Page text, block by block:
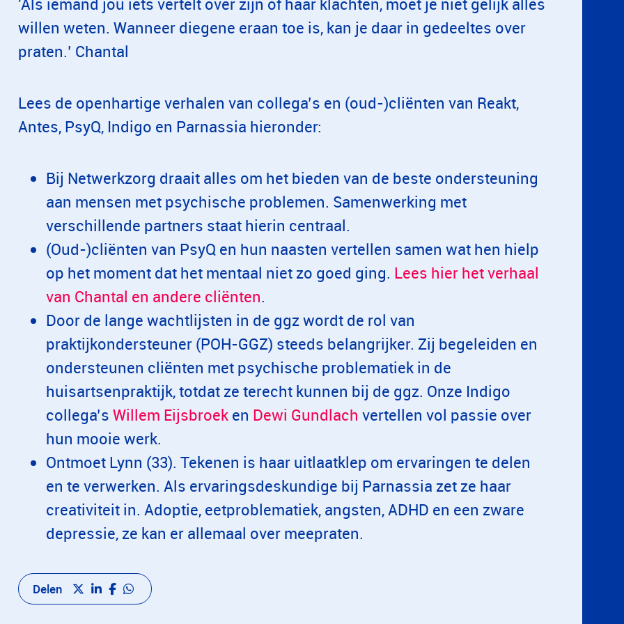
willen weten. Wanneer diegene eraan toe is, kan je daar in gedeeltes over
praten.’ Chantal
Lees de openhartige verhalen van collega’s en (oud-)cliënten van Reakt,
Antes, PsyQ, Indigo en Parnassia hieronder:
Bij Netwerkzorg draait alles om het bieden van de beste ondersteuning
aan mensen met psychische problemen. Samenwerking met
verschillende partners staat hierin centraal.
(Oud-)cliënten van PsyQ en hun naasten vertellen samen wat hen hielp
op het moment dat het mentaal niet zo goed ging. Lees hier het verhaal
van Chantal en andere cliënten.
Door de lange wachtlijsten in de ggz wordt de rol van
praktijkondersteuner (POH-GGZ) steeds belangrijker. Zij begeleiden en
ondersteunen cliënten met psychische problematiek in de
huisartsenpraktijk, totdat ze terecht kunnen bij de ggz. Onze Indigo
collega’s Willem Eijsbroek en Dewi Gundlach vertellen vol passie over
hun mooie werk.
Ontmoet Lynn (33). Tekenen is haar uitlaatklep om ervaringen te delen
en te verwerken. Als ervaringsdeskundige bij Parnassia zet ze haar
creativiteit in. Adoptie, eetproblematiek, angsten, ADHD en een zware
depressie, ze kan er allemaal over meepraten.
Delen